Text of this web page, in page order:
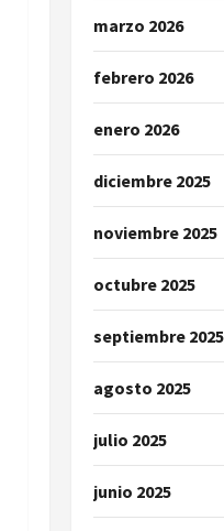
marzo 2026
febrero 2026
enero 2026
diciembre 2025
noviembre 2025
octubre 2025
septiembre 2025
agosto 2025
julio 2025
junio 2025